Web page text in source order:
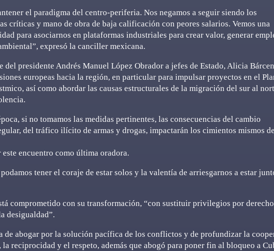
el paradigma del centro-periferia. Nos negamos a seguir siendo los
críticas y mano de obra de baja calificación con peores salarios. Vemos una
para asociarnos en plataformas industriales para crear valor, generar
expresó la canciller mexicana.
del presidente Andrés Manuel López Obrador a jefes de Estado, Alicia
europeas hacia la región, en particular para impulsar proyectos en el
así como abordar las causas estructurales de la migración del sur al
si no tomamos las medidas pertinentes, las consecuencias del cambio
del tráfico ilícito de armas y drogas, impactarán los cimientos mismos
encuentro como última oradora.
tener el coraje de estar solos y la valentía de arriesgarnos a estar
comprometido con su transformación, “con sustituir privilegios por
desigualdad”.
de abogar por la solución pacífica de los conflictos y de profundizar la
la reciprocidad y el respeto, además que abogó para poner fin al bloqueo a